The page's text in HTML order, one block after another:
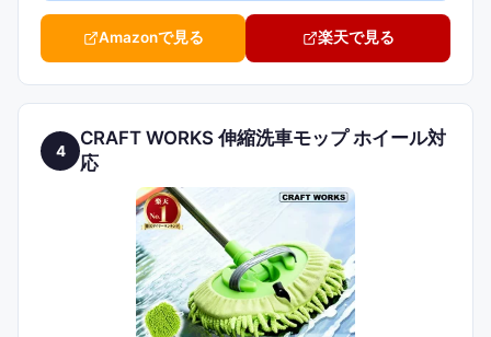
Amazonで見る 楽天で見る
4
CRAFT WORKS 伸縮洗車モップ ホイール対
応